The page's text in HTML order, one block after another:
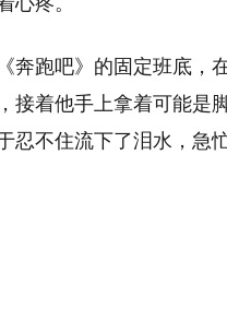
奔跑吧》的固定班底，
接着他手上拿着可能是
忍不住流下了泪水，急